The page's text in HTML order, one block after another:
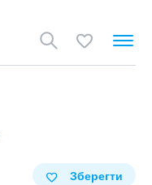
Зберегти